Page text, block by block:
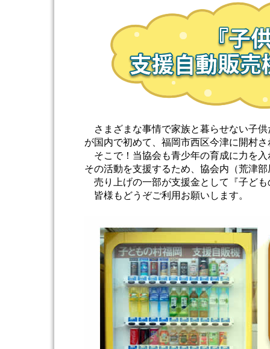
さまざまな事情で家族と暮らせない子
が国内で初めて、福岡市西区今津に開村
そこで！当協会も青少年の育成に力を
その活動を支援するため、協会内（荒津
売り上げの一部が支援金として『子ど
皆様もどうぞご利用お願いします。